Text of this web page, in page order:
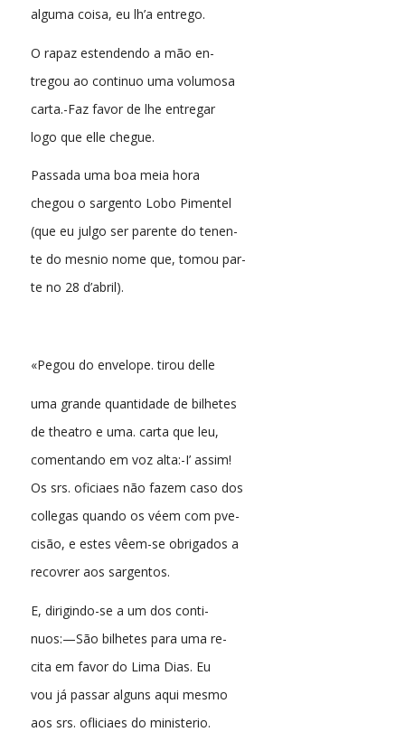
alguma coisa, eu lh’a entrego.
O rapaz estendendo a mão en-
tregou ao continuo uma volumosa
carta.-Faz favor de lhe entregar
logo que elle chegue.
Passada uma boa meia hora
chegou o sargento Lobo Pimentel
(que eu julgo ser parente do tenen-
te do mesnio nome que, tomou par-
te no 28 d’abril).
«Pegou do envelope. tirou delle
uma grande quantidade de bilhetes
de theatro e uma. carta que leu,
comentando em voz alta:-I’ assim!
Os srs. oficiaes não fazem caso dos
collegas quando os véem com pve-
cisão, e estes vêem-se obrigados a
recovrer aos sargentos.
E, dirigindo-se a um dos conti-
nuos:—São bilhetes para uma re-
cita em favor do Lima Dias. Eu
vou já passar alguns aqui mesmo
aos srs. ofliciaes do ministerio.